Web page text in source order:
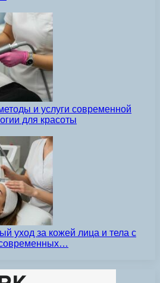
и услуги современной
для красоты
уход за кожей лица и тела с